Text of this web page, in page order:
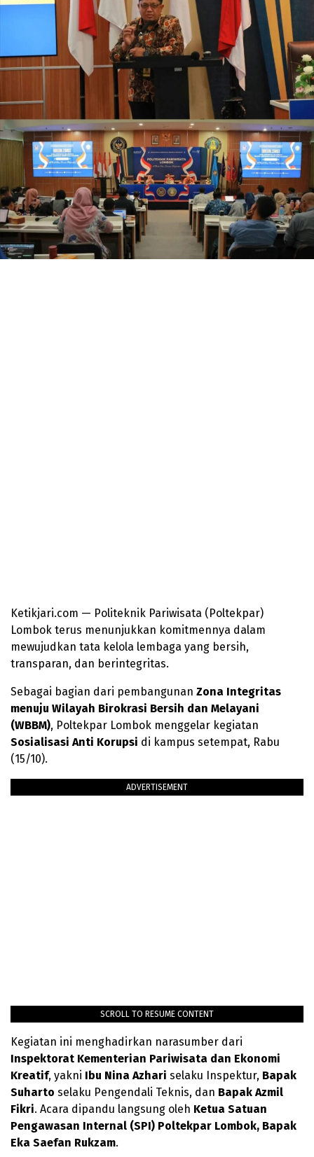
Ketikjari.com — Politeknik Pariwisata (Poltekpar)
Lombok terus menunjukkan komitmennya dalam
mewujudkan tata kelola lembaga yang bersih,
transparan, dan berintegritas.
Sebagai bagian dari pembangunan Zona Integritas
menuju Wilayah Birokrasi Bersih dan Melayani
(WBBM), Poltekpar Lombok menggelar kegiatan
Sosialisasi Anti Korupsi di kampus setempat, Rabu
(15/10).
ADVERTISEMENT
SCROLL TO RESUME CONTENT
Kegiatan ini menghadirkan narasumber dari
Inspektorat Kementerian Pariwisata dan Ekonomi
Kreatif, yakni Ibu Nina Azhari selaku Inspektur, Bapak
Suharto selaku Pengendali Teknis, dan Bapak Azmil
Fikri. Acara dipandu langsung oleh Ketua Satuan
Pengawasan Internal (SPI) Poltekpar Lombok, Bapak
Eka Saefan Rukzam.